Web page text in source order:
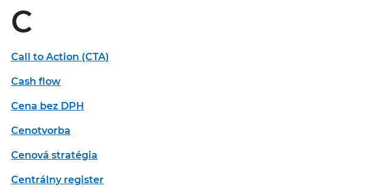
C
Call to Action (CTA)
Cash flow
Cena bez DPH
Cenotvorba
Cenová stratégia
Centrálny register